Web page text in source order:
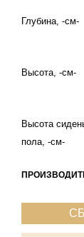
Глубина, -см-
Высота, -см-
Высота
пола, -см-